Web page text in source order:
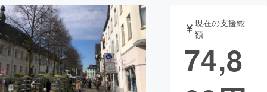
テクノロジー・ガジェット
映像・映画 書籍・雑誌
現在の支援総
額
74,8